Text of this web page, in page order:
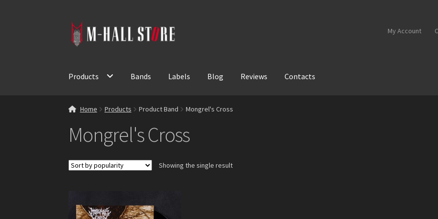
Skip
to
Skip
to
My Account
Products Bands Labels Blog Reviews Contacts
Home Products Product Band Mongrel's Cross
Mongrel's Cross
Showing the single result